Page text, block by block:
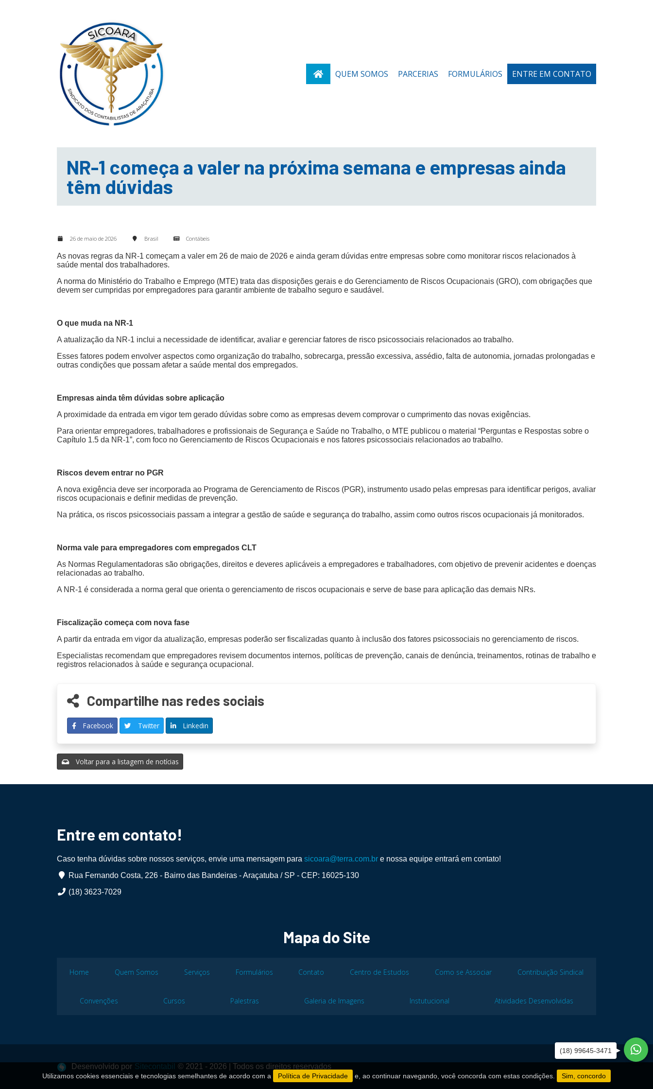
(18) 99645-3471
Utilizamos cookies essenciais e tecnologias semelhantes de acordo com a Política de Privacidade e, ao continuar navegando, você concorda com estas condições. Sim, concordo
QUEM SOMOS PARCERIAS FORMULÁRIOS ENTRE EM CONTATO
NR-1 começa a valer na próxima semana e empresas ainda
têm dúvidas
26 de maio de 2026 Brasil Contábeis
As novas regras da NR-1 começam a valer em 26 de maio de 2026 e ainda geram dúvidas entre empresas sobre como monitorar riscos relacionados à
saúde mental dos trabalhadores.
A norma do Ministério do Trabalho e Emprego (MTE) trata das disposições gerais e do Gerenciamento de Riscos Ocupacionais (GRO), com obrigações que
devem ser cumpridas por empregadores para garantir ambiente de trabalho seguro e saudável.
O que muda na NR-1
A atualização da NR-1 inclui a necessidade de identificar, avaliar e gerenciar fatores de risco psicossociais relacionados ao trabalho.
Esses fatores podem envolver aspectos como organização do trabalho, sobrecarga, pressão excessiva, assédio, falta de autonomia, jornadas prolongadas e
outras condições que possam afetar a saúde mental dos empregados.
Empresas ainda têm dúvidas sobre aplicação
A proximidade da entrada em vigor tem gerado dúvidas sobre como as empresas devem comprovar o cumprimento das novas exigências.
Para orientar empregadores, trabalhadores e profissionais de Segurança e Saúde no Trabalho, o MTE publicou o material “Perguntas e Respostas sobre o
Capítulo 1.5 da NR-1”, com foco no Gerenciamento de Riscos Ocupacionais e nos fatores psicossociais relacionados ao trabalho.
Riscos devem entrar no PGR
A nova exigência deve ser incorporada ao Programa de Gerenciamento de Riscos (PGR), instrumento usado pelas empresas para identificar perigos, avaliar
riscos ocupacionais e definir medidas de prevenção.
Na prática, os riscos psicossociais passam a integrar a gestão de saúde e segurança do trabalho, assim como outros riscos ocupacionais já monitorados.
Norma vale para empregadores com empregados CLT
As Normas Regulamentadoras são obrigações, direitos e deveres aplicáveis a empregadores e trabalhadores, com objetivo de prevenir acidentes e doenças
relacionadas ao trabalho.
A NR-1 é considerada a norma geral que orienta o gerenciamento de riscos ocupacionais e serve de base para aplicação das demais NRs.
Fiscalização começa com nova fase
A partir da entrada em vigor da atualização, empresas poderão ser fiscalizadas quanto à inclusão dos fatores psicossociais no gerenciamento de riscos.
Especialistas recomendam que empregadores revisem documentos internos, políticas de prevenção, canais de denúncia, treinamentos, rotinas de trabalho e
registros relacionados à saúde e segurança ocupacional.
Compartilhe nas redes sociais
Facebook Twitter Linkedin
Voltar para a listagem de notícias
Entre em contato!
Caso tenha dúvidas sobre nossos serviços, envie uma mensagem para sicoara@terra.com.br e nossa equipe entrará em contato!
Rua Fernando Costa, 226 - Bairro das Bandeiras - Araçatuba / SP - CEP: 16025-130
(18) 3623-7029
Mapa do Site
Home Quem Somos Serviços Formulários Contato Centro de Estudos Como se Associar Contribuição Sindical
Convenções Cursos Palestras Galeria de Imagens Instutucional Atividades Desenvolvidas
Desenvolvido por Sitecontabil © 2021 - 2026 | Todos os direitos reservados